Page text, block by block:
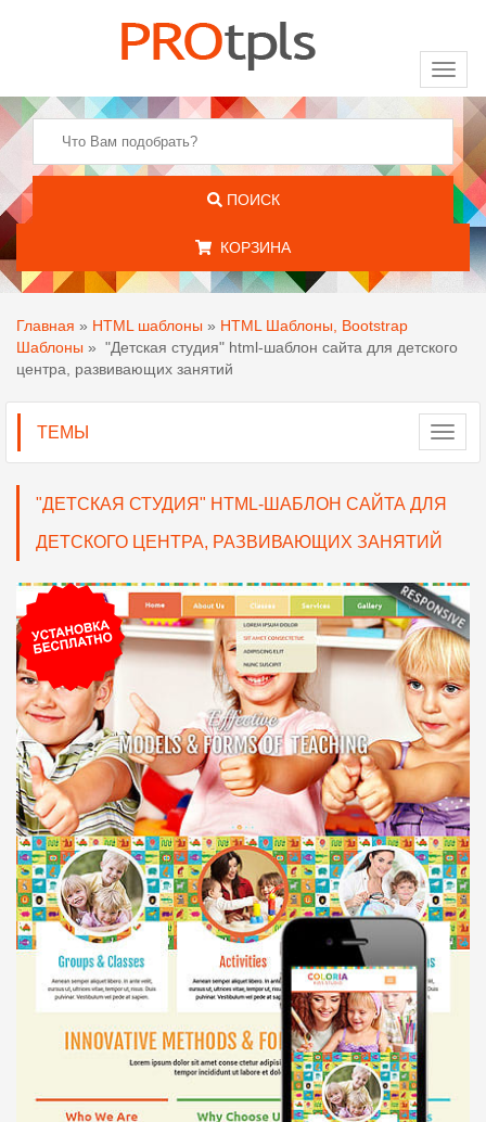
ПОИСК
КОРЗИНА
Главная » HTML шаблоны » HTML Шаблоны, Bootstrap
Шаблоны » "Детская студия" html-шаблон сайта для детского
центра, развивающих занятий
ТЕМЫ
"ДЕТСКАЯ СТУДИЯ" HTML-ШАБЛОН САЙТА ДЛЯ
ДЕТСКОГО ЦЕНТРА, РАЗВИВАЮЩИХ ЗАНЯТИЙ